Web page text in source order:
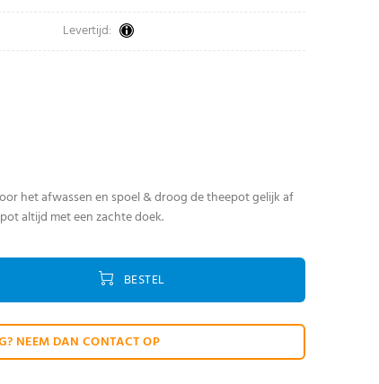
Levertijd:
het afwassen en spoel & droog de theepot gelijk af
altijd met een zachte doek.
BESTEL
NEEM DAN CONTACT OP